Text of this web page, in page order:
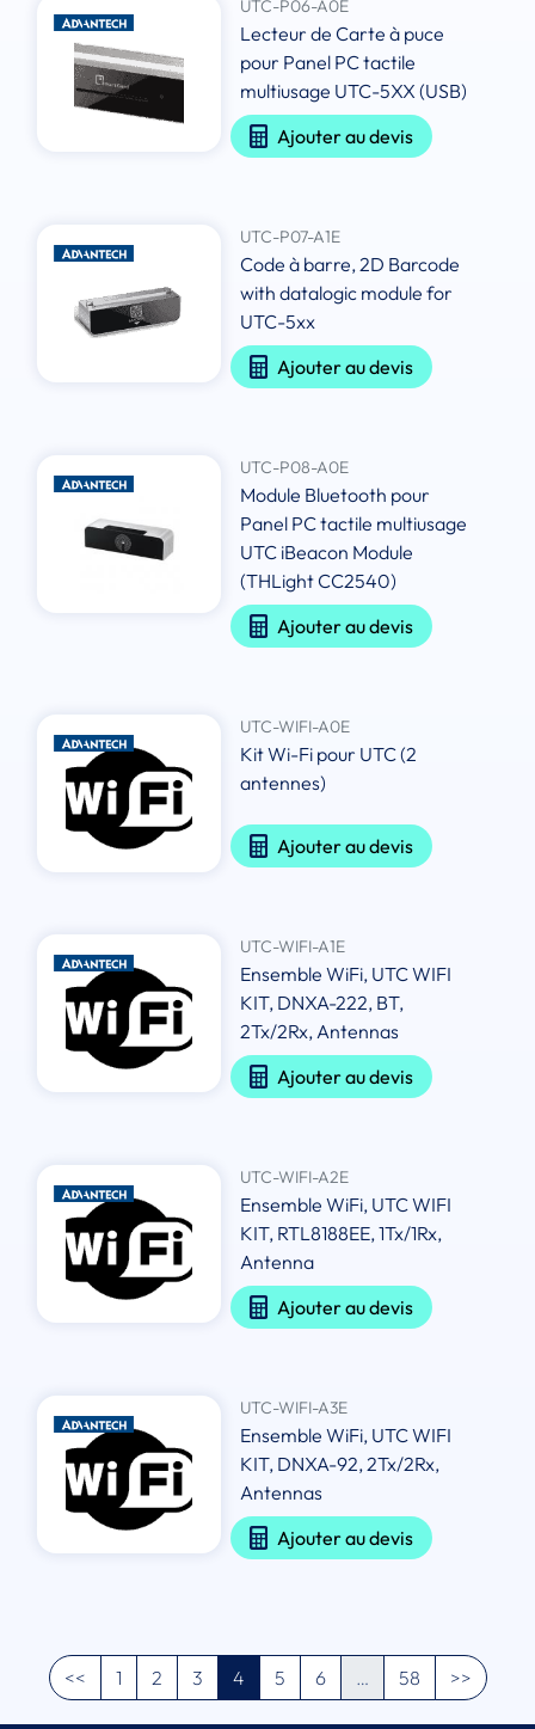
UTC-P06-A0E
Lecteur de Carte à puce
pour Panel PC tactile
multiusage UTC-5XX (USB)
Ajouter au devis
UTC-P07-A1E
Code à barre, 2D Barcode
with datalogic module for
UTC-5xx
Ajouter au devis
UTC-P08-A0E
Module Bluetooth pour
Panel PC tactile multiusage
UTC iBeacon Module
(THLight CC2540)
Ajouter au devis
UTC-WIFI-A0E
Kit Wi-Fi pour UTC (2
antennes)
Ajouter au devis
UTC-WIFI-A1E
Ensemble WiFi, UTC WIFI
KIT, DNXA-222, BT,
2Tx/2Rx, Antennas
Ajouter au devis
UTC-WIFI-A2E
Ensemble WiFi, UTC WIFI
KIT, RTL8188EE, 1Tx/1Rx,
Antenna
Ajouter au devis
UTC-WIFI-A3E
Ensemble WiFi, UTC WIFI
KIT, DNXA-92, 2Tx/2Rx,
Antennas
Ajouter au devis
<< 1 2 3 4 5 6 … 58 >>